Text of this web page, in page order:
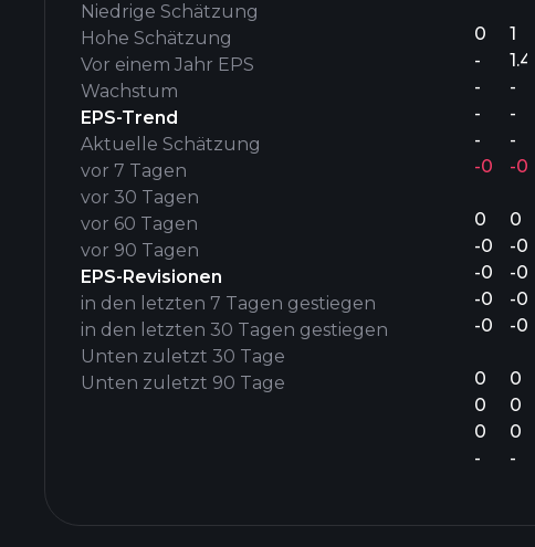
Niedrige Schätzung
Hohe Schätzung
Vor einem Jahr EPS
Wachstum
EPS-Trend
Aktuelle Schätzung
vor 7 Tagen
vor 30 Tagen
vor 60 Tagen
vor 90 Tagen
EPS-Revisionen
in den letzten 7 Tagen gestiegen
in den letzten 30 Tagen gestiegen
Unten zuletzt 30 Tage
Unten zuletzt 90 Tage
0
-
-
-
-
-0.85%
0
-0.39
-0.39
-0.39
-0.39
0
0
0
-
1
-
-
-
-
0
-
-
-
-
0
0
0
-